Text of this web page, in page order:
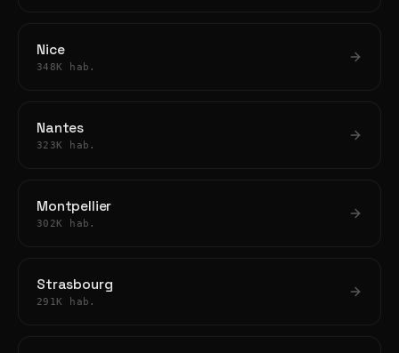
Nice
348K hab.
Nantes
323K hab.
Montpellier
302K hab.
Strasbourg
291K hab.